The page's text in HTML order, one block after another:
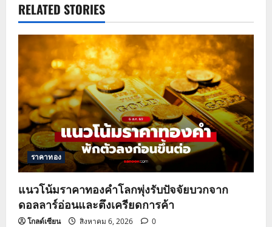
v
i
g
a
t
i
o
n
RELATED STORIES
ราคาทอง
แนวโน้มราคาทองคำโลกพุ่งรับปัจจัยบวกจาก
ดอลลาร์อ่อนและตึงเครียดการค้า
โกลด์เซียน สิงหาคม 6, 2026 0